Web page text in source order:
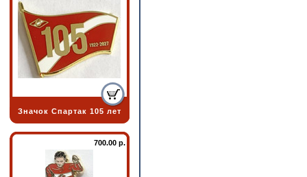
Значок Спартак 105 лет
700.00 р.